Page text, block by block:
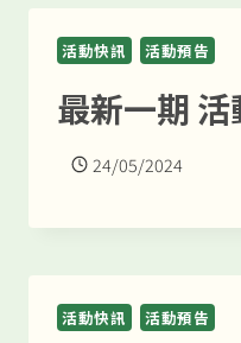
活動快訊 活動預告
最新一期
24/05/2024
活動快訊 活動預告